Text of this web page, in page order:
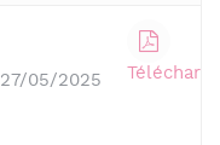
27/05/2025